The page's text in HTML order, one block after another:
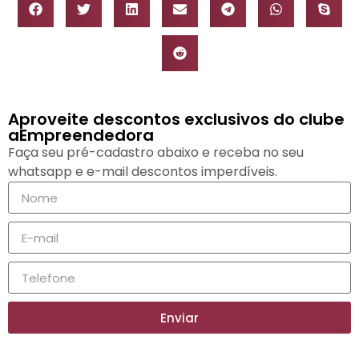
Aproveite descontos exclusivos do clube
aEmpreendedora
Faça seu pré-cadastro abaixo e receba no seu
whatsapp e e-mail descontos imperdíveis.
Enviar